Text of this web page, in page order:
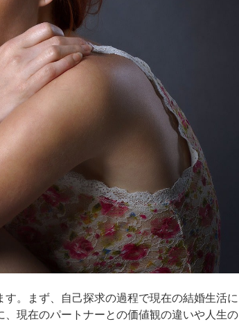
。まず、自己探求の過程で現在の結婚生活に
現在のパートナーとの価値観の違いや人生の